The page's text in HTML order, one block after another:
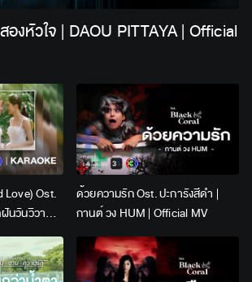
องหัวใจ | DAOU PITTAYA | Official
Love) Ost.
นวันวิวาห์ |
Karaoke
ด้วยความรัก Ost. ปะการังสีดำ |
กานต์ วง HUM | Official MV